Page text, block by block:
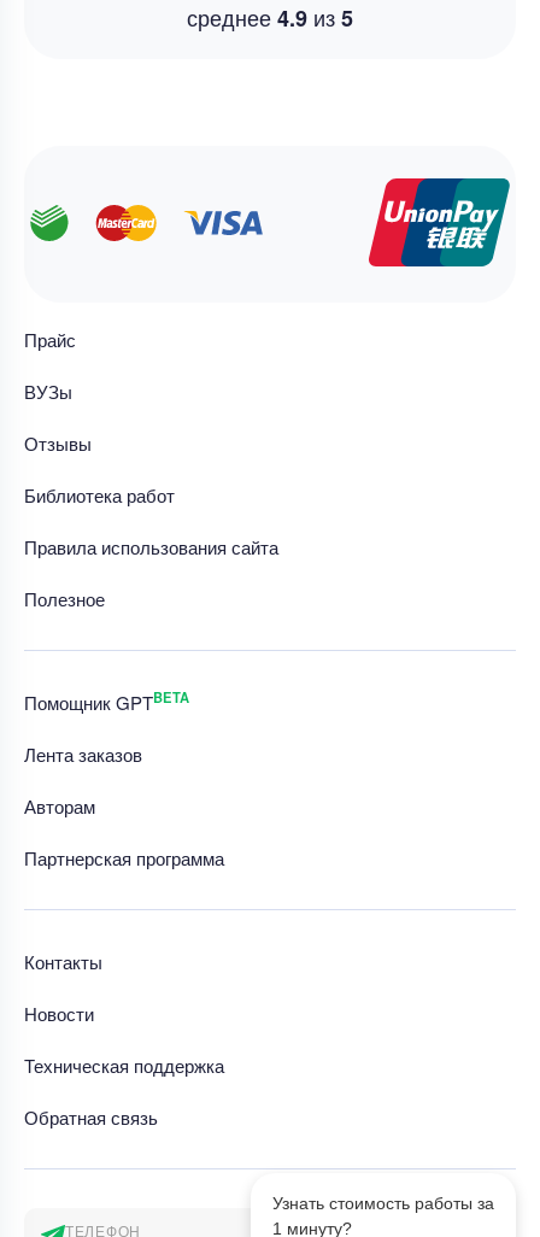
среднее4.9 из5
Узнать стоимость работы за
1 минуту?
Прайс
ВУЗы
Отзывы
Библиотека работ
Правила использования сайта
Полезное
Помощник GPTBETA
Лента заказов
Авторам
Партнерская программа
Контакты
Новости
Техническая поддержка
Обратная связь
ТЕЛЕФОН